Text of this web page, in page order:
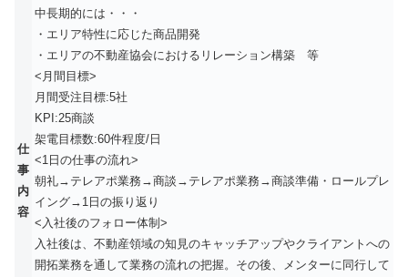
仕
事
内
容
中長期的には・・・
・エリア特性に応じた商品開発
・エリアの不動産協会におけるリレーション構築 等
<月間目標>
月間受注目標:5社
KPI:25商談
架電目標数:60件程度/日
<1日の仕事の流れ>
朝礼→テレアポ業務→商談→テレアポ業務→商談準備・ロールプレ
イング→1日の振り返り
<入社後のフォロー体制>
入社後は、不動産領域の知見のキャッチアップやクライアントへの
開拓業務を通して業務の流れの把握。その後、メンターに同行して